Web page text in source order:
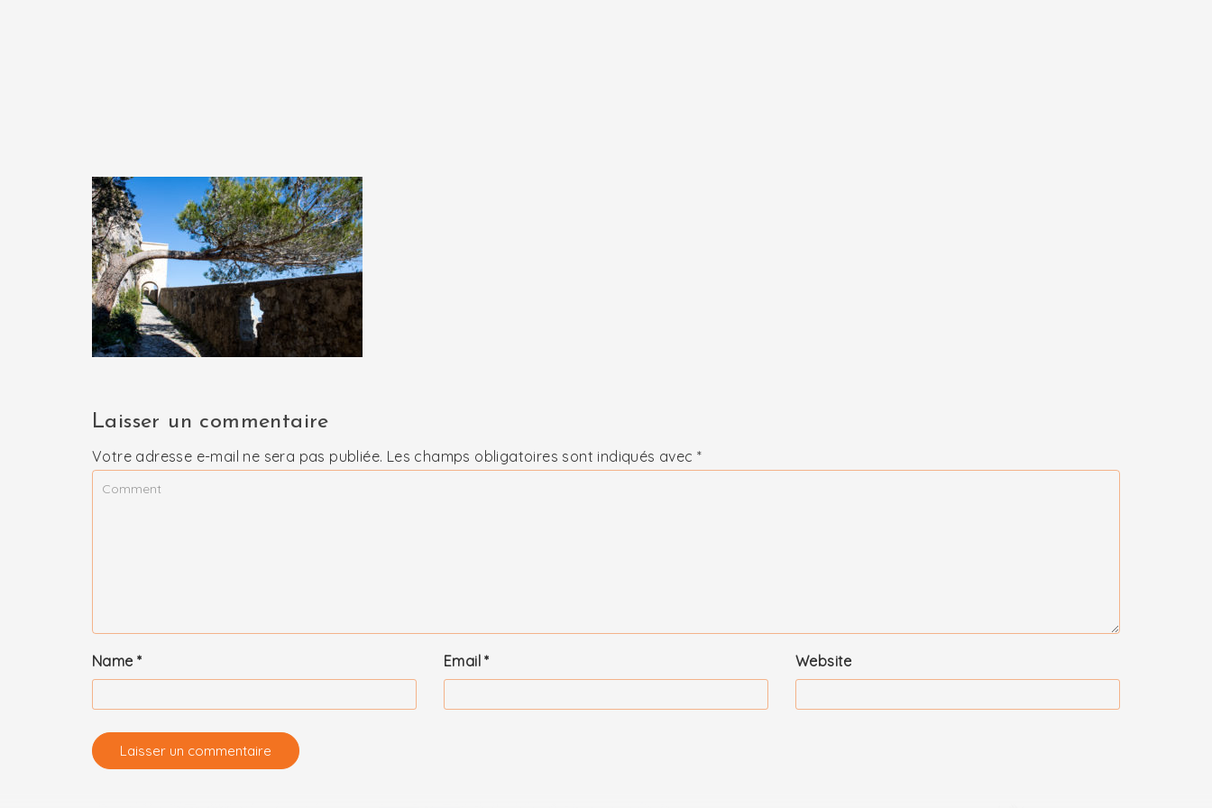
Laisser un commentaire
Votre adresse e-mail ne sera pas publiée. Les champs obligatoires sont indiqués avec*
Name * Email* Website